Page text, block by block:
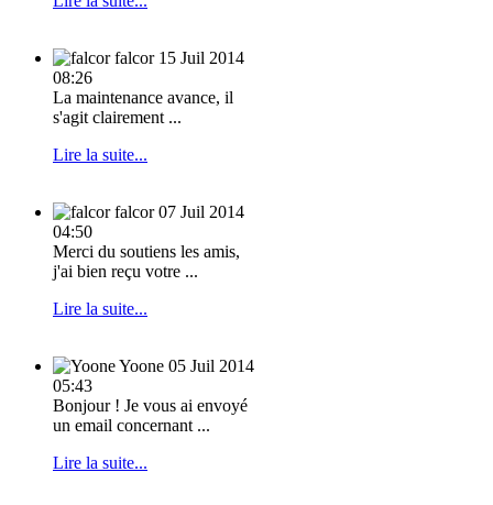
falcor 15 Juil 2014
08:26
La maintenance avance, il
s'agit clairement ...
Lire la suite...
falcor 07 Juil 2014
04:50
Merci du soutiens les amis,
j'ai bien reçu votre ...
Lire la suite...
Yoone 05 Juil 2014
05:43
Bonjour ! Je vous ai envoyé
un email concernant ...
Lire la suite...